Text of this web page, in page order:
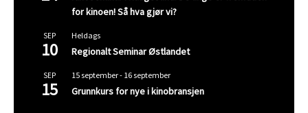
for kinoen! Så hva gjør vi?
SEP
10
Heldags
Regionalt Seminar Østlandet
SEP
15
15 september- 16 september
Grunnkurs for nye i kinobransjen